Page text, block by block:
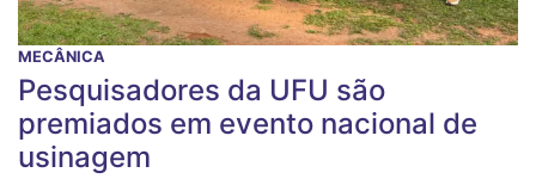
MECÂNICA
Pesquisadores da UFU são
premiados em evento nacional de
usinagem